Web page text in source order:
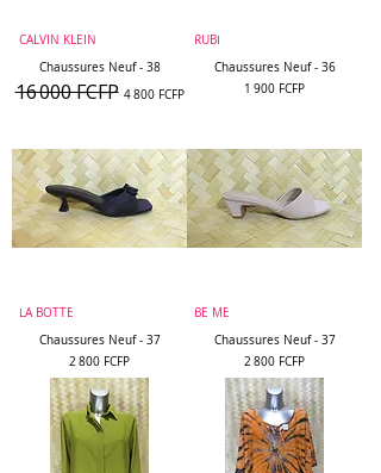
CALVIN KLEIN
Chaussures Neuf - 38
Prix original
16 000 FCFP Prix promotionnel
4 800 FCFP
RUBI
Chaussures Neuf - 36
Prix
1 900 FCFP
LA BOTTE
Chaussures Neuf - 37
Prix
2 800 FCFP
BE ME
Chaussures Neuf - 37
Prix
2 800 FCFP